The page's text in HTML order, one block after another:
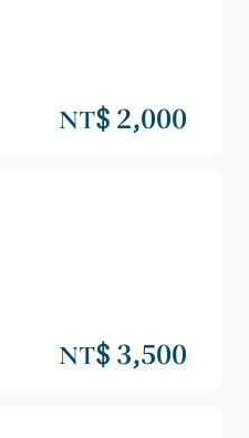
NT$ 2,000
NT$ 3,500